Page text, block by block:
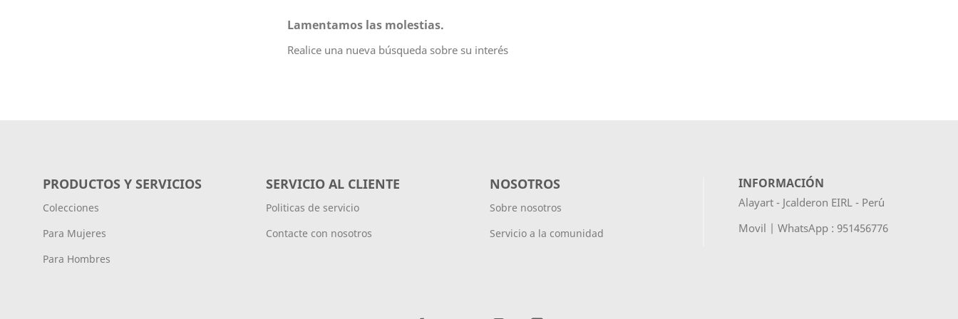
Lamentamos las molestias.
Realice una nueva búsqueda sobre su interés
PRODUCTOS Y SERVICIOS
Colecciones
Para Mujeres
Para Hombres
SERVICIO AL CLIENTE
Politicas de servicio
Contacte con nosotros
NOSOTROS
Sobre nosotros
Servicio a la comunidad
INFORMACIÓN
Alayart - Jcalderon EIRL - Per´u
Movil | WhatsApp : 951456776